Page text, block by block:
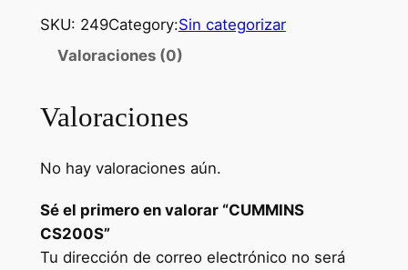
M
S
S
0
0
S
SKU: 249Category:Sin categorizar
Valoraciones (0)
Valoraciones
No hay valoraciones aún.
Sé el primero en valorar “CUMMINS
CS200S”
Tu dirección de correo electrónico no será